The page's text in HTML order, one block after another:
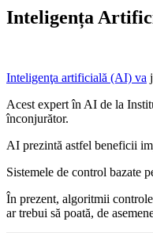
Inteligența
Inteligenţa artificială (AI) va
Acest expert în AI de la
înconjurător.
AI prezintă astfel beneficii
Sistemele de control bazate
În prezent, algoritmii
ar trebui să poată, de